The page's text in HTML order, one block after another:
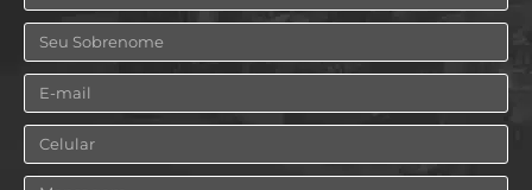
Sobrenome
Email
Celular